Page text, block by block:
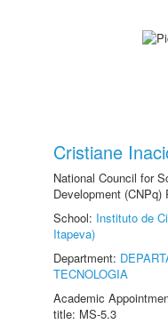
Cristiane
National Council for
Development
School: Instituto de
Itapeva)
Department:
TECNOLOGIA
Academic
title: MS-5.3